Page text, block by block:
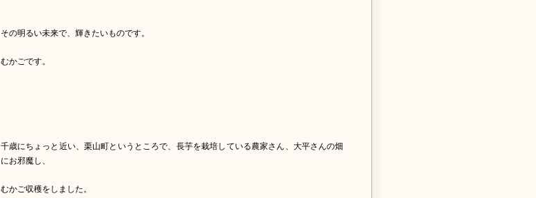
その明るい未来で、輝きたいものです。
むかごです。
千歳にちょっと近い、栗山町というところで、長芋を栽培している農家さん、大平さんの畑
にお邪魔し、
むかご収穫をしました。